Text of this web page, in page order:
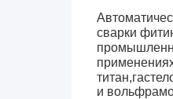
сварки
и